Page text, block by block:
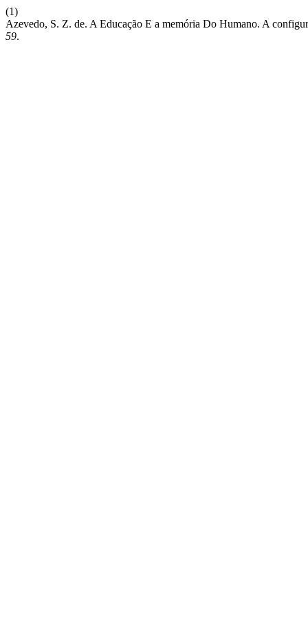
(1)
Azevedo, S. Z. de. A Educação E a memória Do Humano. A
59.